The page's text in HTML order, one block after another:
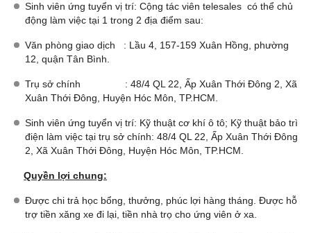
Sinh viên ứng tuyển vị trí: Cộng tác viên telesales có thể chủ
động làm việc tại 1 trong 2 địa điểm sau:
Văn phòng giao dịch : Lầu 4, 157-159 Xuân Hồng, phường
12, quận Tân Bình.
Trụ sở chính : 48/4 QL 22, Ấp Xuân Thới Đông 2, Xã
Xuân Thới Đông, Huyện Hóc Môn, TP.HCM.
Sinh viên ứng tuyển vị trí: Kỹ thuật cơ khí ô tô; Kỹ thuật bảo trì
điện làm việc tại trụ sở chính: 48/4 QL 22, Ấp Xuân Thới Đông
2, Xã Xuân Thới Đông, Huyện Hóc Môn, TP.HCM.
Quyền lợi chung:
Được chi trả học bổng, thưởng, phúc lợi hàng tháng. Được hỗ
trợ tiền xăng xe đi lại, tiền nhà trọ cho ứng viên ở xa.